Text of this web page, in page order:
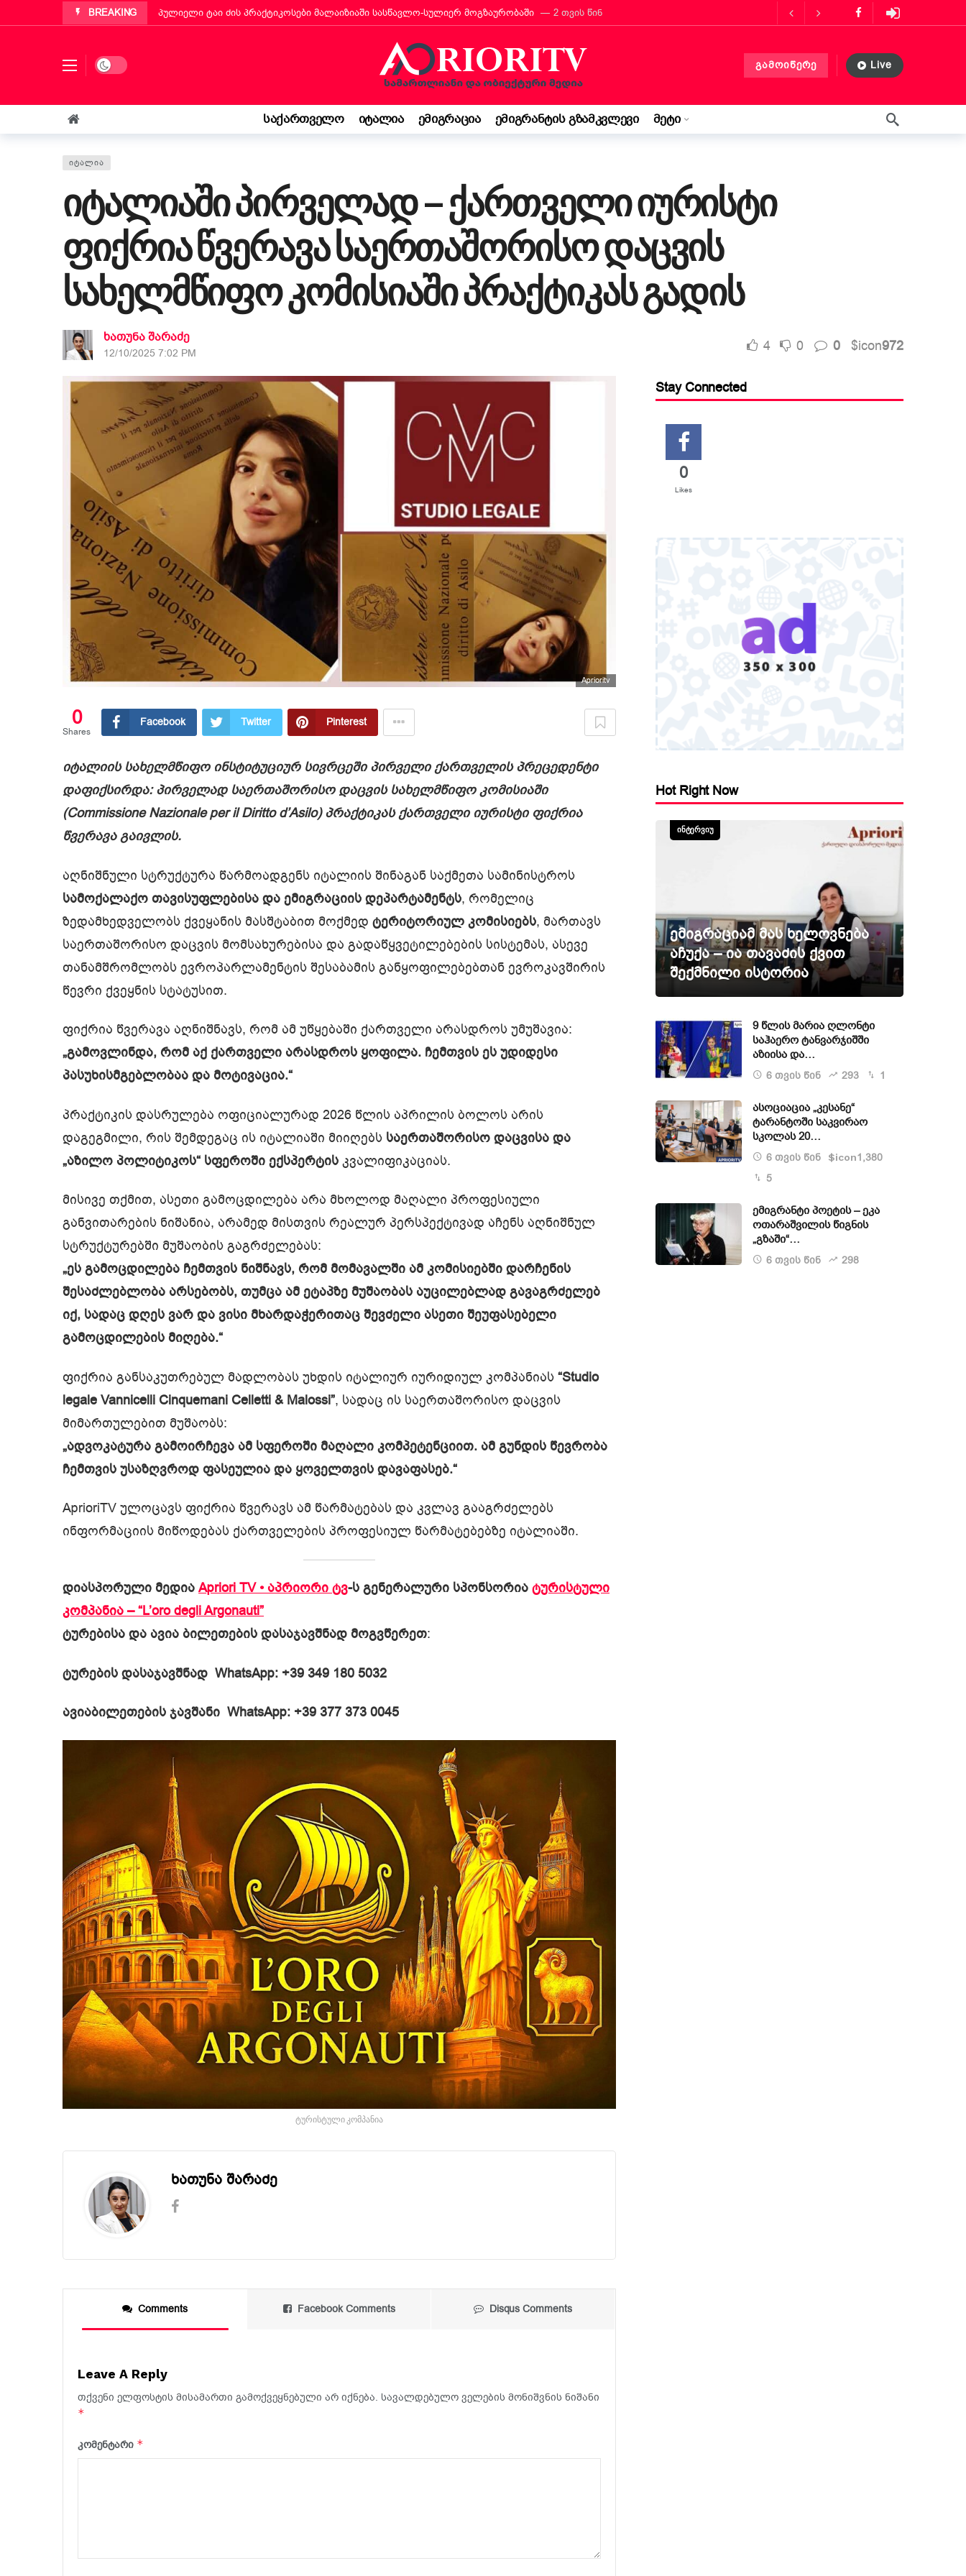
BREAKING პუტინიანოს მერმა ქართველ ემიგრანტს იტალიის მოქალაქეობა პირადად მიულოცა
3 თვის წინ
ქართველმა ემიგრანტმა მოსწავლემ იტალიაში პოეზიის კონკურსი მოიგო
3 თვის წინ
რა უნდა იცოდეს „კოლფ-ბადანტემ“ შემოსავლის დეკლარაცია 730-ს შესახებ! ვალდებულება თუ შესაძლებლობა?
3 თვის წინ
იტალიის პარლამენტმა „უსაფრთხოების დეკრეტი“ დაამტკიცა – რას ნიშნავს ეს ემიგრანტებისთვის
3 თვის წინ
„საფრანგეთმა სიცოცხლე მაჩუქა, საქართველო კი ჩემი ფესვებია“ — 15 წლის ბარბარე მანჯგალაძის წერილი ლილიდან
Dark mode გამოიწერე Live
საქართველო იტალია ემიგრაცია ემიგრანტის გზამკვლევი მეტი
ᲘᲢᲐᲚᲘᲐ
იტალიაში პირველად – ქართველი იურისტი
ფიქრია წვერავა საერთაშორისო დაცვის
სახელმწიფო კომისიაში პრაქტიკას გადის
ხათუნა შარაძე
12/10/2025 7:02 PM 4 0 0 $icon972
Aprioritv
0
Shares
Facebook Twitter Pinterest
იტალიის სახელმწიფო ინსტიტუციურ სივრცეში პირველი ქართველის პრეცედენტი
დაფიქსირდა: პირველად საერთაშორისო დაცვის სახელმწიფო კომისიაში
(Commissione Nazionale per il Diritto d’Asilo) პრაქტიკასქართველი იურისტი ფიქრია
წვერავაგაივლის.
აღნიშნული სტრუქტურა წარმოადგენს იტალიის შინაგან საქმეთა სამინისტროს
სამოქალაქო თავისუფლებისა და ემიგრაციის დეპარტამენტს, რომელიც
ზედამხედველობს ქვეყანის მასშტაბით მოქმედ ტერიტორიულ კომისიებს, მართავს
საერთაშორისო დაცვის მომსახურებისა და გადაწყვეტილებების სისტემას, ასევე
თანამშრომლობს ევროპარლამენტის შესაბამის განყოფილებებთან ევროკავშირის
წევრი ქვეყნის სტატუსით.
ფიქრია წვერავა აღნიშნავს, რომ ამ უწყებაში ქართველი არასდროს უმუშავია:
„გამოვლინდა, რომ აქ ქართველი არასდროს ყოფილა. ჩემთვის ეს უდიდესი
პასუხისმგებლობაა და მოტივაცია.“
პრაქტიკის დასრულება ოფიციალურად 2026 წლის აპრილის ბოლოს არის
დაგეგმილი, რის შემდეგაც ის იტალიაში მიიღებს საერთაშორისო დაცვისა და
„აზილო პოლიტიკოს“ სფეროში ექსპერტის კვალიფიკაციას.
მისივე თქმით, ასეთი გამოცდილება არა მხოლოდ მაღალი პროფესიული
განვითარების ნიშანია, არამედ მისთვის რეალურ პერსპექტივად აჩენს აღნიშნულ
სტრუქტურებში მუშაობის გაგრძელებას:
„ეს გამოცდილება ჩემთვის ნიშნავს, რომ მომავალში ამ კომისიებში დარჩენის
შესაძლებლობა არსებობს, თუმცა ამ ეტაპზე მუშაობას აუცილებლად გავაგრძელებ
იქ, სადაც დღეს ვარ და ვისი მხარდაჭერითაც შევძელი ასეთი შეუფასებელი
გამოცდილების მიღება.“
ფიქრია განსაკუთრებულ მადლობას უხდის იტალიურ იურიდიულ კომპანიას “Studio
legale Vannicelli Cinquemani Celletti & Malossi”, სადაც ის საერთაშორისო დაცვის
მიმართულებით მუშაობს:
„ადვოკატურა გამოირჩევა ამ სფეროში მაღალი კომპეტენციით. ამ გუნდის წევრობა
ჩემთვის უსაზღვროდ ფასეულია და ყოველთვის დავაფასებ.“
AprioriTV ულოცავს ფიქრია წვერავს ამ წარმატებას და კვლავ გააგრძელებს
ინფორმაციის მიწოდებას ქართველების პროფესიულ წარმატებებზე იტალიაში.
დიასპორული მედია Apriori TV • აპრიორი ტვ-ს გენერალური სპონსორია ტურისტული
კომპანია – “L’oro degli Argonauti”
ტურებისა და ავია ბილეთების დასაჯავშნად მოგვწერეთ:
ტურების დასაჯავშნად WhatsApp: +39 349 180 5032
ავიაბილეთების ჯავშანი WhatsApp: +39 377 373 0045
ტურისტული კომპანია
ხათუნა შარაძე
Comments Facebook Comments Disqus Comments
Leave A Reply
თქვენი ელფოსტის მისამართი გამოქვეყნებული არ იქნება. სავალდებულო ველების მონიშვნის ნიშანი
*
კომენტარი *
Stay Connected
0
Likes
Hot Right Now
ᲘᲜᲢᲔᲠᲕᲘᲣ
ემიგრაციამ მას ხელოვნება
აჩუქა – ია თავაძის ქვით
შექმნილი ისტორია
9 წლის მარია ღლონტი
საჰაერო ტანვარჯიშში
აზიისა და…
6 თვის წინ 293 1
ასოციაცია „კესანე“
ტარანტოში საკვირაო
სკოლას 20…
6 თვის წინ $icon1,380
5
ემიგრანტი პოეტის – ეკა
ოთარაშვილის წიგნის
„გზაში“…
6 თვის წინ 298